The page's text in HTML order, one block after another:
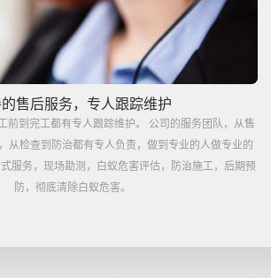
售后服务，专人跟踪维护
前到完工都有专人跟踪维护。 公司的服务团队，从售
从检查到防治都有专人负责，做到专业的人做专业的
服务，现场勘测，白蚁危害评估，防治施工，后期预
防，彻底清除白蚁危害。